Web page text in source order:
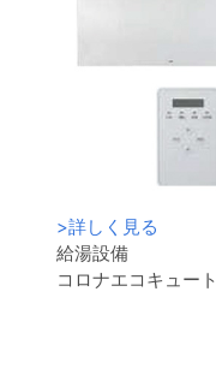
>詳しく見る
給湯設備
コロナエコキュート